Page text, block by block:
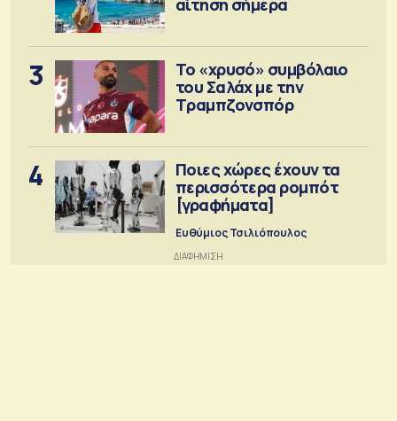
αίτηση σήμερα
3
Το «χρυσό» συμβόλαιο
του Σαλάχ με την
Τραμπζονσπόρ
4
Ποιες χώρες έχουν τα
περισσότερα ρομπότ
[γραφήματα]
Ευθύμιος Τσιλιόπουλος